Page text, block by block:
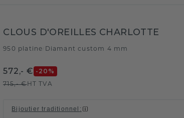
CLOUS D'OREILLES CHARLOTTE
950 platine Diamant custom 4 mm
572,- € -20 %
715,- €HT TVA
Bijoutier traditionnel :